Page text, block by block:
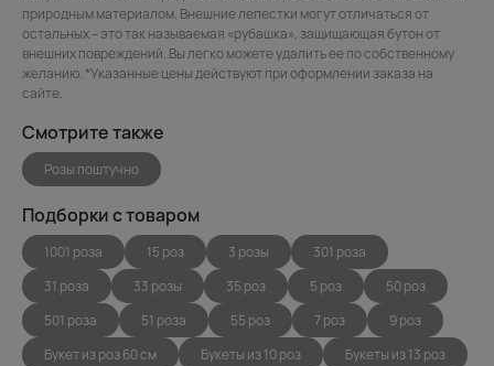
природным материалом. Внешние лепестки могут отличаться от
остальных – это так называемая «рубашка», защищающая бутон от
внешних повреждений. Вы легко можете удалить ее по собственному
желанию. *Указанные цены действуют при оформлении заказа на
сайте.
Смотрите также
Розы поштучно
Подборки с товаром
1001 роза 15 роз 3 розы
301 роза
31 роза
33 розы 35 роз 5 роз
50 роз
501 роза
51 роза 55 роз 7 роз
9 роз
Букет из роз 60 см
Букеты из 10 роз
Букеты из 13 роз